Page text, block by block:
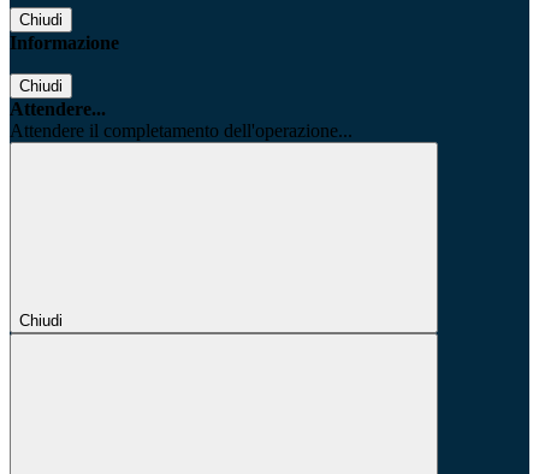
Chiudi
Informazione
Chiudi
Attendere...
Attendere il completamento dell'operazione...
Chiudi